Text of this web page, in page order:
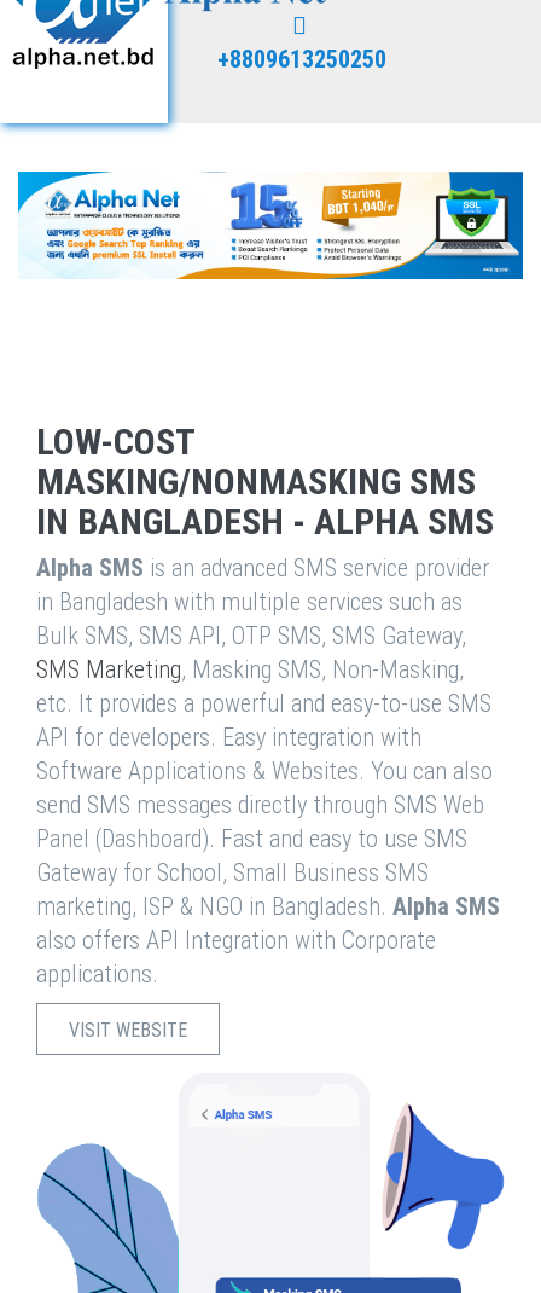
+8809613250250
LOW-COST
MASKING/NONMASKING SMS
IN BANGLADESH - ALPHA SMS
Alpha SMS is an advanced SMS service provider
in Bangladesh with multiple services such as
Bulk SMS, SMS API, OTP SMS, SMS Gateway,
SMS Marketing, Masking SMS, Non-Masking,
etc. It provides a powerful and easy-to-use SMS
API for developers. Easy integration with
Software Applications & Websites. You can also
send SMS messages directly through SMS Web
Panel (Dashboard). Fast and easy to use SMS
Gateway for School, Small Business SMS
marketing, ISP & NGO in Bangladesh. Alpha SMS
also offers API Integration with Corporate
applications.
VISIT WEBSITE